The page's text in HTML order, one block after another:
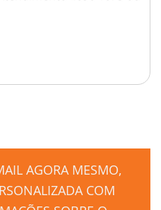
AGORA MESMO,
COM